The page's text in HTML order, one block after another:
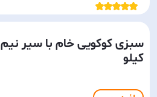
سبزی کوکویی خام با سیر نیم
کیلو